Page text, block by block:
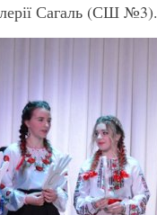
Сагаль (СШ №3).